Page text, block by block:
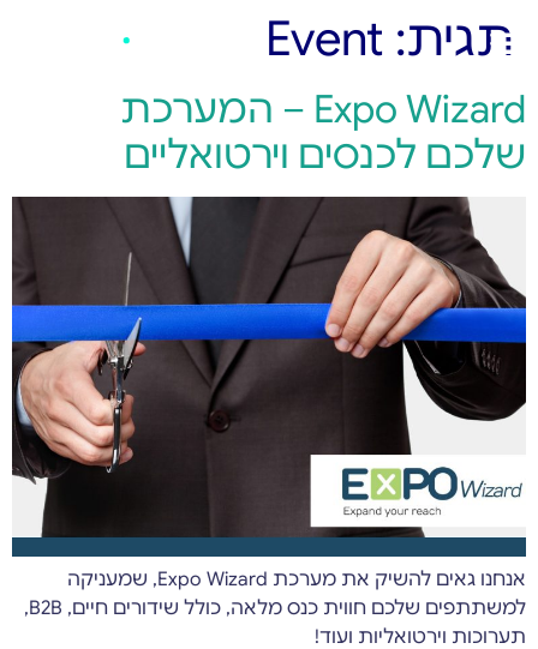
תגית: Event
Expo Wizard – המערכת
שלכם לכנסים וירטואליים
אנחנו גאים להשיק את מערכת Expo Wizard, שמעניקה
למשתתפים שלכם חווית כנס מלאה, כולל שידורים חיים, B2B,
תערוכות וירטואליות ועוד!